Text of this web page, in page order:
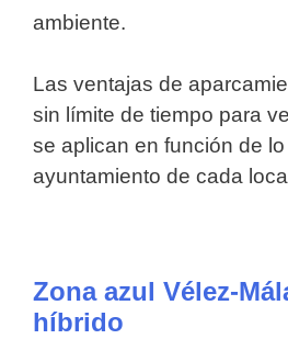
ambiente.
Las ventajas de
sin límite de tiempo para
se aplican en función de
ayuntamiento de cada
Zona azul Vélez-
híbrido